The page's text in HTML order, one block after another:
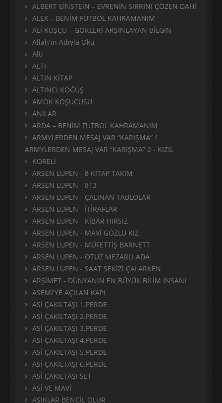
ALBERT EİNSTEİN – EVRENİN SIRRINI ÇÖZEN DAHİ
ALEX – BENİM FUTBOL KAHRAMANIM
ALİ KUŞÇU – GÖKLERİ ARŞINLAYAN BİLGİN
Allah'ın Adıyla Oku
Altı
ALTI
ALTIN KİTAP
ALTINCI KOĞUŞ
AMOK KOŞUCUSU
ANILAR
ARDA – BENİM FUTBOL KAHRAMANIM
ARMYLERDEN MESAJ VAR “KARIŞMA” 1
ARMYLERDEN MESAJ VAR “KARIŞMA” 2 - KIZIL
KORELİ
ARSEN LUPEN - 8 KİTAP TAKIM
ARSEN LUPEN - 813
ARSEN LUPEN - ÇALINAN TABLOLAR
ARSEN LUPEN - İTİRAFLAR
ARSEN LUPEN - KİBAR HIRSIZ
ARSEN LUPEN - MAVİ GÖZLÜ KIZ
ARSEN LUPEN - MÜFETTİŞ BARNETT
ARSEN LUPEN - OTUZ MEZARLI ADA
ARSEN LUPEN - SAAT SEKİZİ ÇALARKEN
ARŞİMET - DÜNYANIN EN BÜYÜK BİLİM İNSANI
ASEMİ'YE AÇILAN KAPI
ASİ ÇAKILTAŞI 1.PERDE
ASİ ÇAKILTAŞI 2.PERDE
ASİ ÇAKILTAŞI 3.PERDE
ASİ ÇAKILTAŞI 4.PERDE
ASİ ÇAKILTAŞI 5.PERDE
ASİ ÇAKILTAŞI 6.PERDE
ASİ ÇAKILTAŞI SET
ASİ VE MAVİ
AŞIKLAR BENCİL OLUR